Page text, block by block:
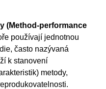
(Method-performance
používají jednotnou
často nazývaná
k stanovení
metody,